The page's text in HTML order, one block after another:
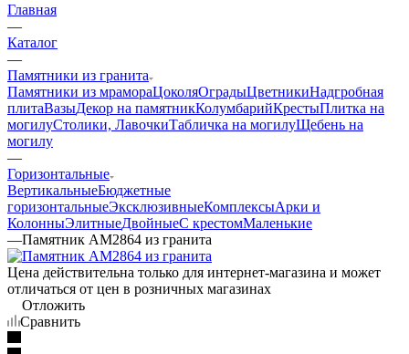
Главная
—
Каталог
—
Памятники из гранита
Памятники из мрамораЦоколяОградыЦветникиНадгробная
плитаВазыДекор на памятникКолумбарийКрестыПлитка на
могилуСтолики, ЛавочкиТабличка на могилуЩебень на
могилу
—
Горизонтальные
ВертикальныеБюджетные
горизонтальныеЭксклюзивныеКомплексыАрки и
КолонныЭлитныеДвойныеС крестомМаленькие
—Памятник AM2864 из гранита
Цена действительна только для интернет-магазина и может
отличаться от цен в розничных магазинах
Отложить
Сравнить